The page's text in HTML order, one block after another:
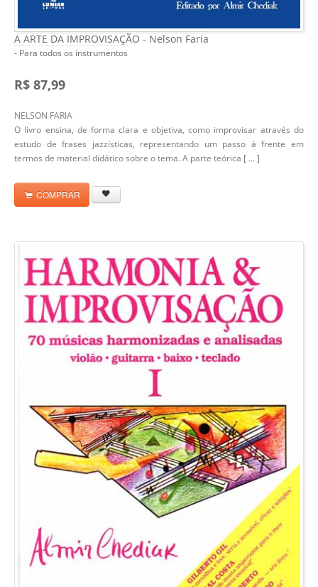
A ARTE DA IMPROVISAÇÃO - Nelson Faria
- Para todos os instrumentos
R$ 87,99
NELSON FARIA
O livro ensina, de forma clara e objetiva, como improvisar através do
estudo de frases jazzísticas, representando um passo à frente em
termos de material didático sobre o tema. A parte teórica [ ...]
COMPRAR